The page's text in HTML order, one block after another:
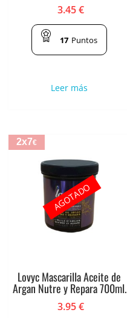
3.45€
17 Puntos
Leer más
2x7€
Lovyc Mascarilla Aceite de
Argan Nutre y Repara 700ml.
3.95€
AGOTADO